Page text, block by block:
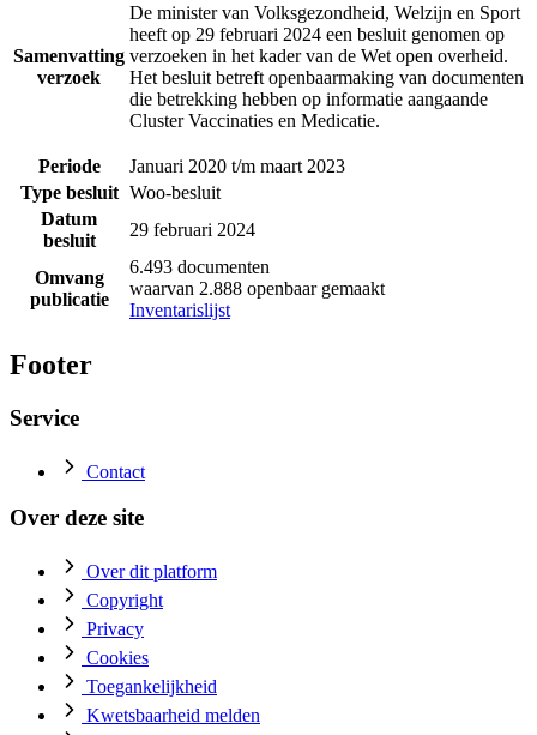
Samenvatting
verzoek
De minister van Volksgezondheid, Welzijn en Sport
heeft op 29 februari 2024 een besluit genomen op
verzoeken in het kader van de Wet open overheid.
Het besluit betreft openbaarmaking van documenten
die betrekking hebben op informatie aangaande
Cluster Vaccinaties en Medicatie.
Periode
Januari 2020 t/m maart 2023
Type besluit Woo-besluit
Datum
besluit
29 februari 2024
Omvang
publicatie
6.493 documenten
waarvan 2.888 openbaar gemaakt
Inventarislijst
Footer
Service
Contact
Over deze site
Over dit platform
Copyright
Privacy
Cookies
Toegankelijkheid
Kwetsbaarheid melden